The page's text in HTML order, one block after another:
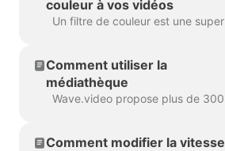
couleur à vos vidéos
Comment utiliser la
médiathèque
Comment modifier la vitesse